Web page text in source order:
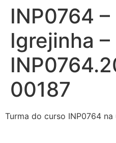
para
conteúdo
INP0764 –
Igrejinha –
00187
Turma do curso INP0764 na